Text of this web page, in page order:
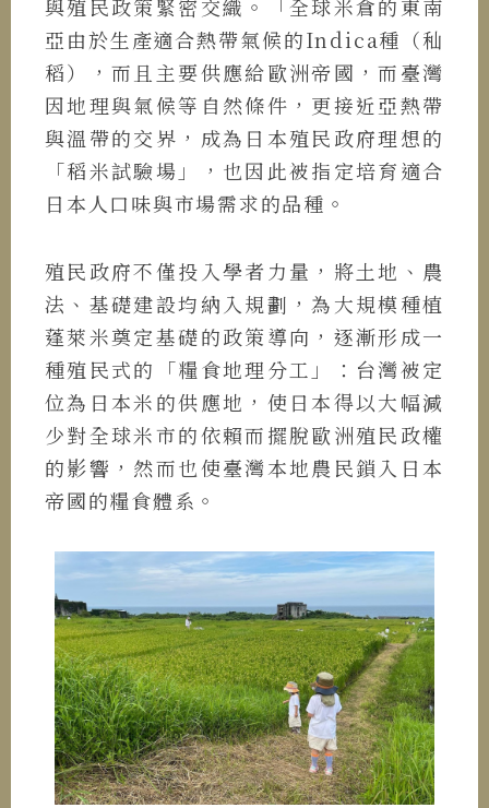
與殖民政策緊密交織。「全球米倉的東南
亞由於生產適合熱帶氣候的Indica種（秈
稻），而且主要供應給歐洲帝國，而臺灣
因地理與氣候等自然條件，更接近亞熱帶
與溫帶的交界，成為日本殖民政府理想的
「稻米試驗場」，也因此被指定培育適合
日本人口味與市場需求的品種。
殖民政府不僅投入學者力量，將土地、農
法、基礎建設均納入規劃，為大規模種植
蓬萊米奠定基礎的政策導向，逐漸形成一
種殖民式的「糧食地理分工」：台灣被定
位為日本米的供應地，使日本得以大幅減
少對全球米市的依賴而擺脫歐洲殖民政權
的影響，然而也使臺灣本地農民鎖入日本
帝國的糧食體系。